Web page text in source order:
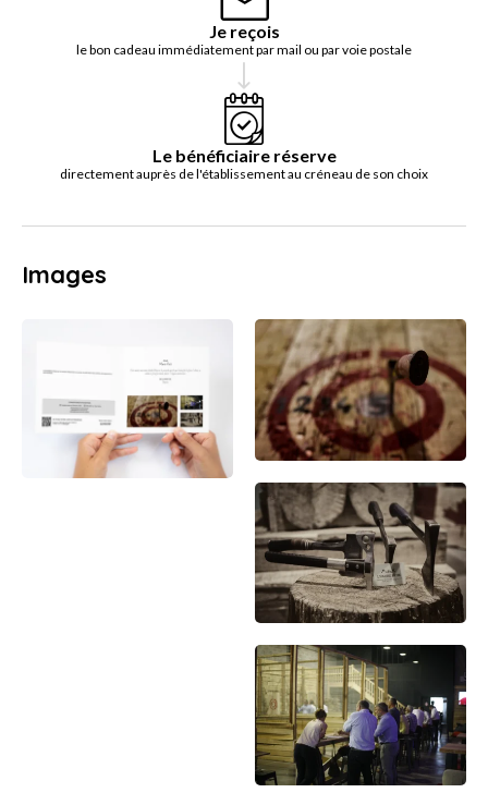
Je reçois
le bon cadeau immédiatement par mail ou par voie postale
Le bénéficiaire réserve
directement auprès de l'établissement au créneau de son choix
Images